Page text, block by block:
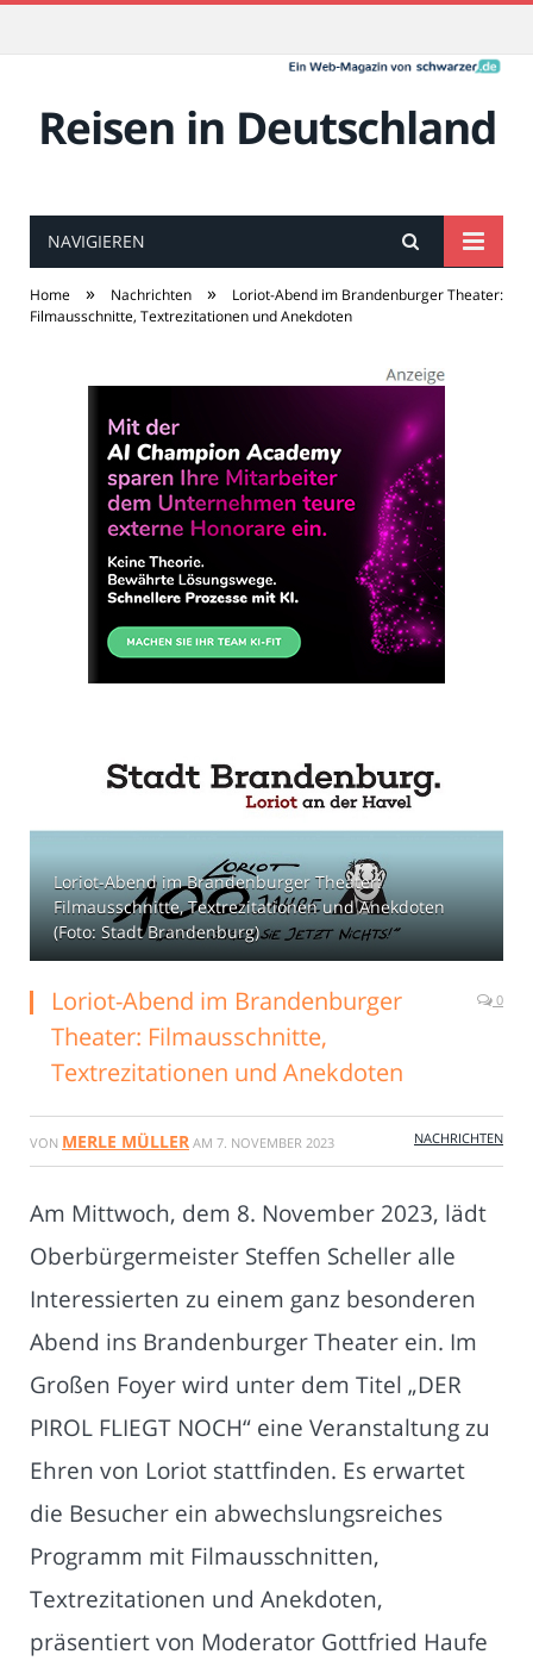
Reisen in Deutschland
NAVIGIEREN
Home » Nachrichten »
Loriot-Abend im Brandenburger Theater:
Filmausschnitte, Textrezitationen und Anekdoten
Loriot-Abend im Brandenburger Theater:
Filmausschnitte, Textrezitationen und Anekdoten
(Foto: Stadt Brandenburg)
Loriot-Abend im Brandenburger
Theater: Filmausschnitte,
Textrezitationen und Anekdoten
0
VON MERLE MÜLLER AM 7. NOVEMBER 2023 NACHRICHTEN
Am Mittwoch, dem 8. November 2023, lädt
Oberbürgermeister Steffen Scheller alle
Interessierten zu einem ganz besonderen
Abend ins Brandenburger Theater ein. Im
Großen Foyer wird unter dem Titel „DER
PIROL FLIEGT NOCH“ eine Veranstaltung zu
Ehren von Loriot stattfinden. Es erwartet
die Besucher ein abwechslungsreiches
Programm mit Filmausschnitten,
Textrezitationen und Anekdoten,
präsentiert von Moderator Gottfried Haufe